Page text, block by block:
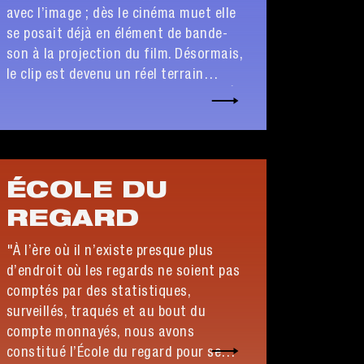
venir.
avec l’image ; dès le cinéma muet elle
se posait déjà en élément de bande-
son à la projection du film. Désormais,
le clip est devenu un réel terrain
d’explorations cinématographiques. À
invité à sélectionner parmi une
vingtaine de titres le petit film qu'il
souhaitait visionner et entendre. Ce
soir, pas besoin de monnaie et place
suivre va vous emmener dans des lieux
magiques aux ambiances éclectiques...
ÉCOLE DU
REGARD
"À l’ère où il n’existe presque plus
d’endroit où les regards ne soient pas
comptés par des statistiques,
surveillés, traqués et au bout du
compte monnayés, nous avons
constitué l’École du regard pour se